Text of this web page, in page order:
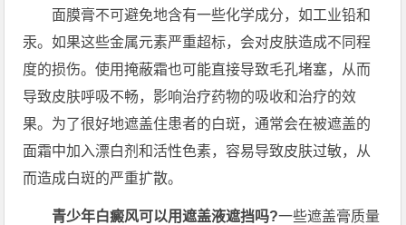
面膜膏不可避免地含有一些化学成分，如工业铅和
汞。如果这些金属元素严重超标，会对皮肤造成不同程
度的损伤。使用掩蔽霜也可能直接导致毛孔堵塞，从而
导致皮肤呼吸不畅，影响治疗药物的吸收和治疗的效
果。为了很好地遮盖住患者的白斑，通常会在被遮盖的
面霜中加入漂白剂和活性色素，容易导致皮肤过敏，从
而造成白斑的严重扩散。
青少年白癜风可以用遮盖液遮挡吗?一些遮盖膏质量